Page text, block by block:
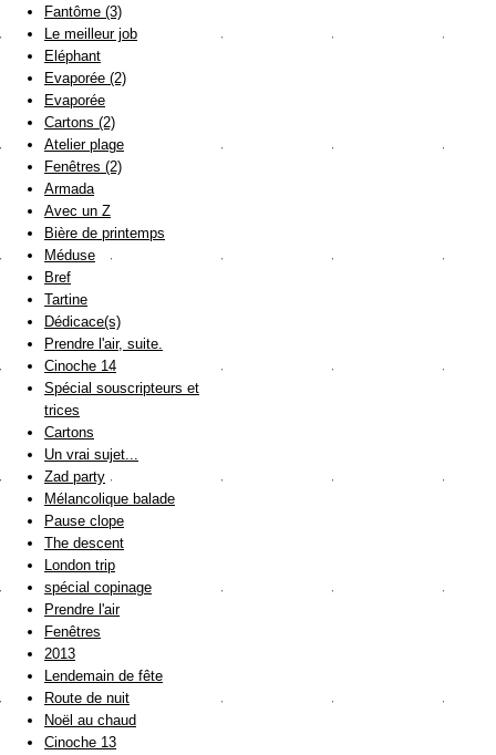
Fantôme (3)
Le meilleur job
Eléphant
Evaporée (2)
Evaporée
Cartons (2)
Atelier plage
Fenêtres (2)
Armada
Avec un Z
Bière de printemps
Méduse
Bref
Tartine
Dédicace(s)
Prendre l'air, suite.
Cinoche 14
Spécial souscripteurs et
trices
Cartons
Un vrai sujet...
Zad party
Mélancolique balade
Pause clope
The descent
London trip
spécial copinage
Prendre l'air
Fenêtres
2013
Lendemain de fête
Route de nuit
Noël au chaud
Cinoche 13